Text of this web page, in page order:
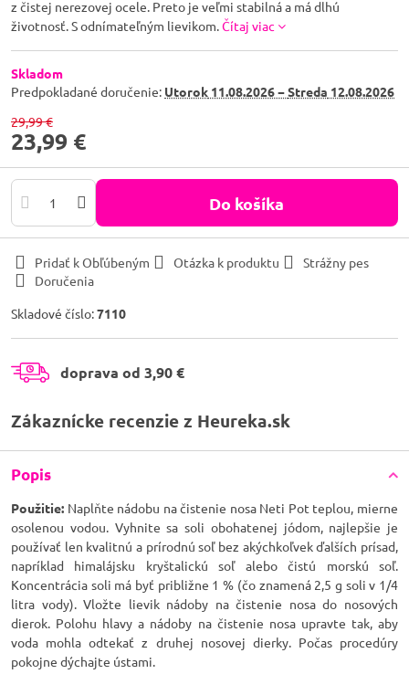
z čistej nerezovej ocele. Preto je veľmi stabilná a má dlhú
životnosť. S odnímateľným lievikom.Čítaj viac
Skladom
Predpokladané doručenie: Utorok 11.08.2026 −Streda 12.08.2026
29,99 €
23,99 €
Do košíka
Pridať k Obľúbeným Otázka k produktu
Strážny pes
Doručenia
Skladové číslo:7110
doprava od 3,90 €
Zákaznícke recenzie z Heureka.sk
Popis
Použitie: Naplňte nádobu na čistenie nosa Neti Pot teplou, mierne
osolenou vodou. Vyhnite sa soli obohatenej jódom, najlepšie je
používať len kvalitnú a prírodnú soľ bez akýchkoľvek ďalších prísad,
napríklad himalájsku kryštalickú soľ alebo čistú morskú soľ.
Koncentrácia soli má byť približne 1 % (čo znamená 2,5 g soli v 1/4
litra vody). Vložte lievik nádoby na čistenie nosa do nosových
dierok. Polohu hlavy a nádoby na čistenie nosa upravte tak, aby
voda mohla odtekať z druhej nosovej dierky. Počas procedúry
pokojne dýchajte ústami.